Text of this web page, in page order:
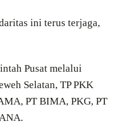
ini terus terjaga,
Pusat melalui
Selatan, TP PKK
PT BIMA, PKG, PT